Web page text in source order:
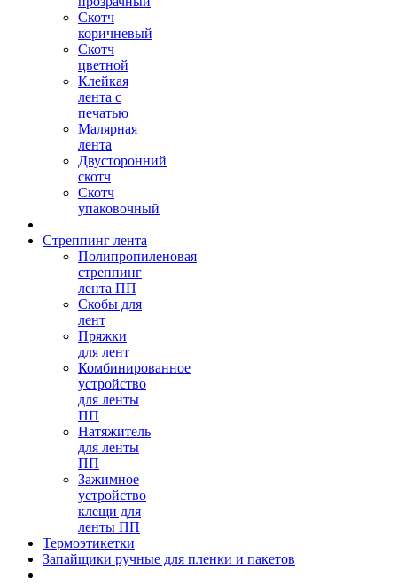
Скотч
коричневый
Скотч
цветной
Клейкая
лента с
печатью
Малярная
лента
Двусторонний
скотч
Скотч
упаковочный
Стреппинг лента
Полипропиленовая
стреппинг
лента ПП
Скобы для
лент
Пряжки
для лент
Комбинированное
устройство
для ленты
ПП
Натяжитель
для ленты
ПП
Зажимное
устройство
клещи для
ленты ПП
Термоэтикетки
Запайщики ручные для пленки и пакетов